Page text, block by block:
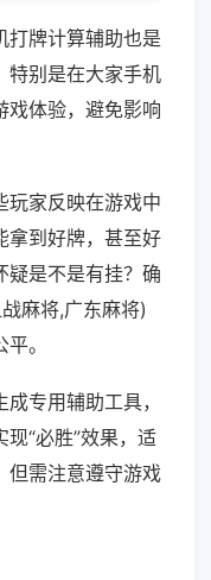
打牌计算辅助也是
特别是在大家手机
戏体验，避免影响
玩家反映在游戏中
拿到好牌，甚至好
疑是不是有挂？确
麻将,广东麻将)
。
专用辅助工具，
“必胜”效果，适
但需注意遵守游戏